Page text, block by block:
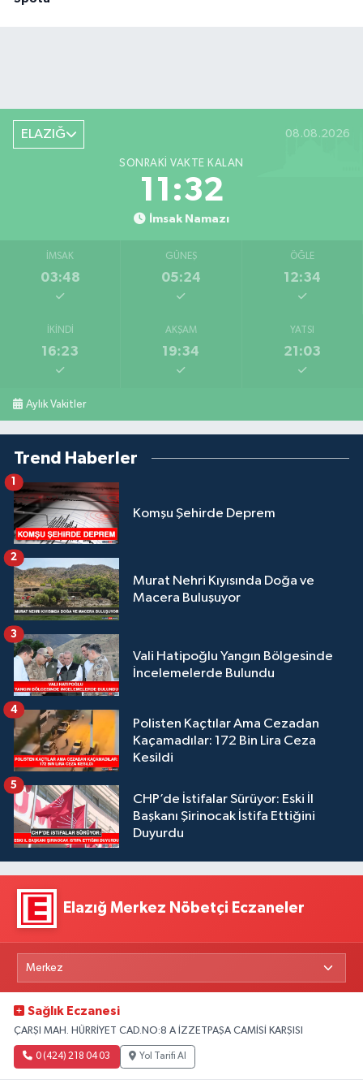
ELAZIĞ 08.08.2026
SONRAKI VAKTE KALAN
11:32
İmsak Namazı
İMSAK
03:48
GÜNEŞ
05:24
ÖĞLE
12:34
İKINDI
16:23
AKŞAM
19:34
YATSI
21:03
Aylık Vakitler
Trend Haberler
Komşu Şehirde Deprem
Murat Nehri Kıyısında Doğa ve
Macera Buluşuyor
2
Vali Hatipoğlu Yangın Bölgesinde
İncelemelerde Bulundu
3
Polisten Kaçtılar Ama Cezadan
Kaçamadılar: 172 Bin Lira Ceza
Kesildi
4
CHP’de İstifalar Sürüyor: Eski İl
Başkanı Şirinocak İstifa Ettiğini
Duyurdu
5
Elazığ Merkez Nöbetçi Eczaneler
Sağlık Eczanesi
ÇARŞI MAH. HÜRRİYET CAD.NO:8 A İZZETPAŞA CAMİSİ KARŞISI
0 (424) 218 04 03 Yol Tarifi Al